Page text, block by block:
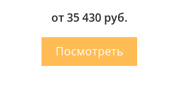
от 35 430 руб.